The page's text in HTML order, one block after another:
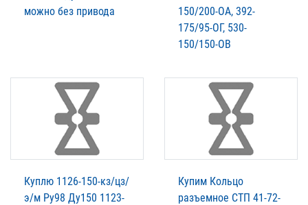
можно без привода
150/200-ОА, 392-
175/95-ОГ, 530-
150/150-ОВ
Куплю 1126-150-кз/цз/
э/м Ру98 Ду150 1123-
Купим Кольцо
разъемное СТП 41-72-